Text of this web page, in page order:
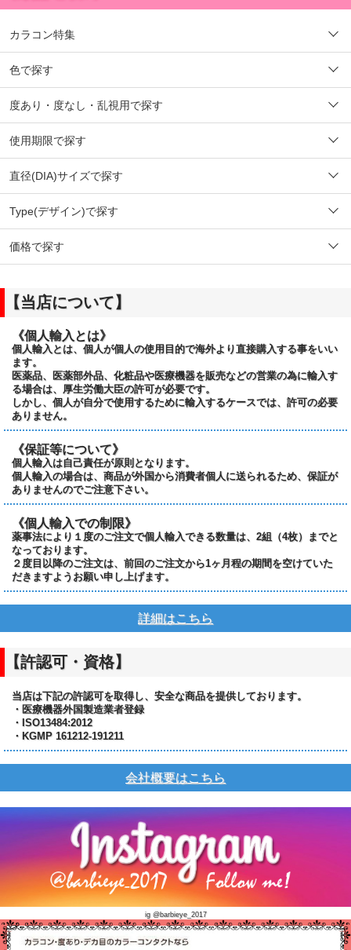
カラコン特集
色で探す
度あり・度なし・乱視用で探す
使用期限で探す
直径(DIA)サイズで探す
Type(デザイン)で探す
価格で探す
【当店について】
《個人輸入とは》
個人輸入とは、個人が個人の使用目的で海外より直接購入する事をいい
ます。
医薬品、医薬部外品、化粧品や医療機器を販売などの営業の為に輸入す
る場合は、厚生労働大臣の許可が必要です。
しかし、個人が自分で使用するために輸入するケースでは、許可の必要
ありません。
《保証等について》
個人輸入は自己責任が原則となります。
個人輸入の場合は、商品が外国から消費者個人に送られるため、保証が
ありませんのでご注意下さい。
《個人輸入での制限》
薬事法により１度のご注文で個人輸入できる数量は、2組（4枚）までと
なっております。
２度目以降のご注文は、前回のご注文から1ヶ月程の期間を空けていた
だきますようお願い申し上げます。
詳細はこちら
【許認可・資格】
当店は下記の許認可を取得し、安全な商品を提供しております。
・医療機器外国製造業者登録
・ISO13484:2012
・KGMP 161212-191211
会社概要はこちら
ig @barbieye_2017